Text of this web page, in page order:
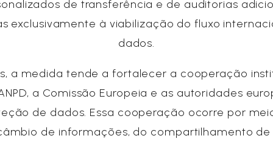
de transferência e de auditorias
exclusivamente à viabilização do fluxo
dados.
a medida tende a fortalecer a cooperação
a Comissão Europeia e as autoridades
de dados. Essa cooperação ocorre por
de informações, do compartilhamento de